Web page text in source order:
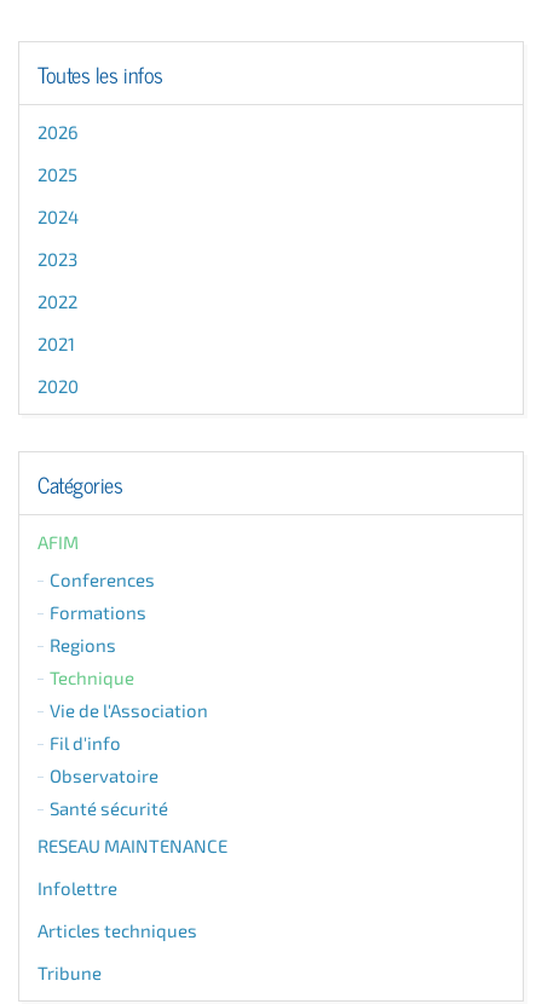
Toutes les infos
2026
2025
2024
2023
2022
2021
2020
Catégories
AFIM
Conferences
Formations
Regions
Technique
Vie de l'Association
Fil d'info
Observatoire
Santé sécurité
RESEAU MAINTENANCE
Infolettre
Articles techniques
Tribune